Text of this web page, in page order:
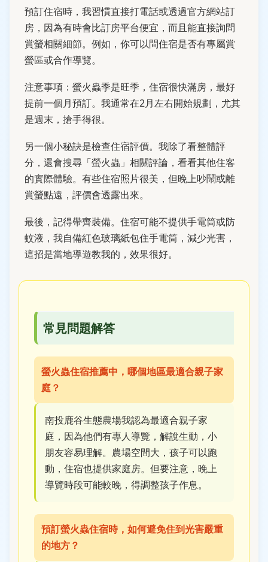
預訂住宿時，我習慣直接打電話或透過官方網站訂
房，因為有時會比訂房平台便宜，而且能直接詢問
賞螢相關細節。例如，你可以問住宿是否有專屬賞
螢區或合作導覽。
注意事項：螢火蟲季是旺季，住宿很快滿房，最好
提前一個月預訂。我通常在2月左右開始規劃，尤其
是週末，搶手得很。
另一個小秘訣是檢查住宿評價。我除了看整體評
分，還會搜尋「螢火蟲」相關評論，看看其他住客
的實際體驗。有些住宿照片很美，但晚上吵鬧或離
賞螢點遠，評價會透露出來。
最後，記得帶齊裝備。住宿可能不提供手電筒或防
蚊液，我自備紅色玻璃紙包住手電筒，減少光害，
這招是當地導遊教我的，效果很好。
常見問題解答
螢火蟲住宿推薦中，哪個地區最適合親子家
庭？
南投鹿谷生態農場我認為最適合親子家
庭，因為他們有專人導覽，解說生動，小
朋友容易理解。農場空間大，孩子可以跑
動，住宿也提供家庭房。但要注意，晚上
導覽時段可能較晚，得調整孩子作息。
預訂螢火蟲住宿時，如何避免住到光害嚴重
的地方？